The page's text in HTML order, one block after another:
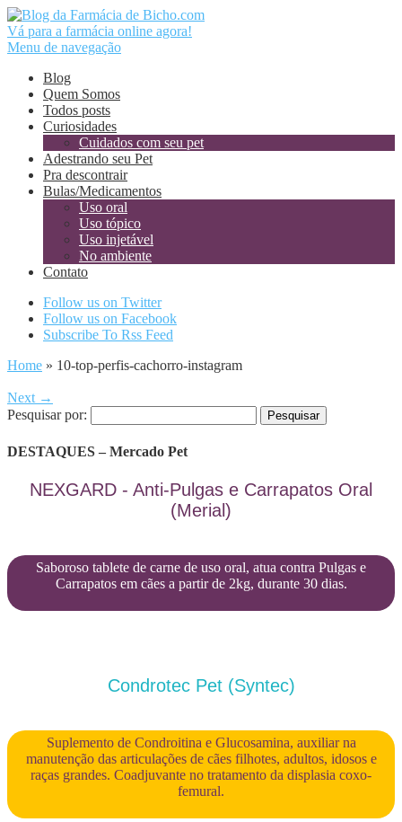
Vá para a farmácia online agora!
Menu de navegação
Blog
Quem Somos
Todos posts
Curiosidades
Cuidados com seu pet
Adestrando seu Pet
Pra descontrair
Bulas/Medicamentos
Uso oral
Uso tópico
Uso injetável
No ambiente
Contato
Follow us on Twitter
Follow us on Facebook
Subscribe To Rss Feed
Home » 10-top-perfis-cachorro-instagram
Next →
Pesquisar por:
DESTAQUES – Mercado Pet
NEXGARD - Anti-Pulgas e Carrapatos Oral
(Merial)
Saboroso tablete de carne de uso oral, atua contra Pulgas e
Carrapatos em cães a partir de 2kg, durante 30 dias.
Condrotec Pet (Syntec)
Suplemento de Condroitina e Glucosamina, auxiliar na
manutenção das articulações de cães filhotes, adultos, idosos e
raças grandes. Coadjuvante no tratamento da displasia coxo-
femural.